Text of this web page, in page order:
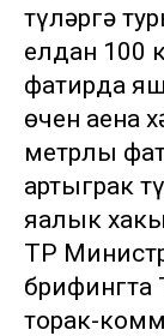
түләргә
елдан 100
фатирда
өчен аена
метрлы
артыграк
яңалык
ТР
брифингта
торак-